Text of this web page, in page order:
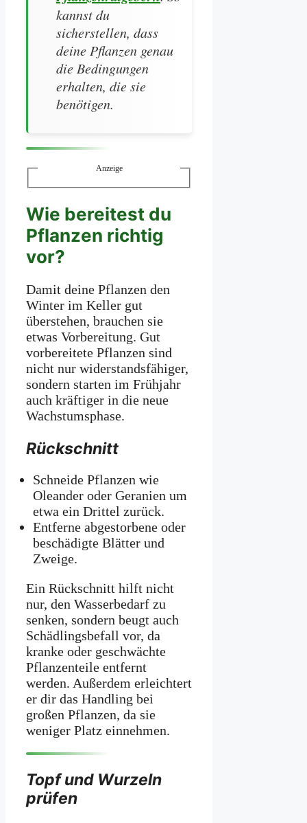
kannst du
sicherstellen, dass
deine Pflanzen genau
die Bedingungen
erhalten, die sie
benötigen.
Anzeige
Wie bereitest du
Pflanzen richtig
vor?
Damit deine Pflanzen den
Winter im Keller gut
überstehen, brauchen sie
etwas Vorbereitung. Gut
vorbereitete Pflanzen sind
nicht nur widerstandsfähiger,
sondern starten im Frühjahr
auch kräftiger in die neue
Wachstumsphase.
Rückschnitt
Schneide Pflanzen wie
Oleander oder Geranien um
etwa ein Drittel zurück.
Entferne abgestorbene oder
beschädigte Blätter und
Zweige.
Ein Rückschnitt hilft nicht
nur, den Wasserbedarf zu
senken, sondern beugt auch
Schädlingsbefall vor, da
kranke oder geschwächte
Pflanzenteile entfernt
werden. Außerdem erleichtert
er dir das Handling bei
großen Pflanzen, da sie
weniger Platz einnehmen.
Topf und Wurzeln
prüfen